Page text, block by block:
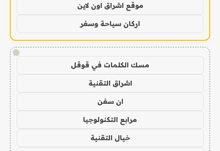
موقع اشراق اون لاين
اركان سياحة وسفر
!
مسك الكلمات في قوقل
اشراق التقنية
ان سفن
مرابع التكنولوجيا
خيال التقنية